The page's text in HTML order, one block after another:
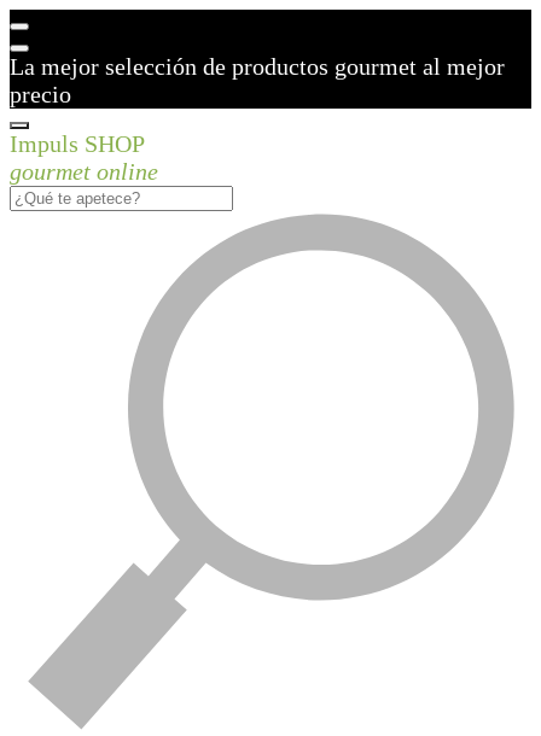
La mejor selección de productos gourmet al mejor
precio
Impuls SHOP
gourmet online